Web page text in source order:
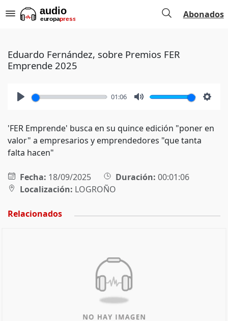
Abonados
Eduardo Fernández, sobre Premios FER
Emprende 2025
01:06
'FER Emprende' busca en su quince edición "poner en
valor" a empresarios y emprendedores "que tanta
falta hacen"
Fecha: 18/09/2025 Duración: 00:01:06
Localización: LOGROÑO
Relacionados